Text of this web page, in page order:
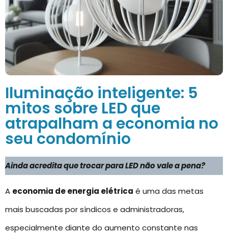
Iluminação inteligente: 5
mitos sobre LED que
atrapalham a economia no
seu condomínio
Ainda acredita que trocar para LED não vale a pena?
A economia de energia elétrica é uma das metas
mais buscadas por síndicos e administradoras,
especialmente diante do aumento constante nas